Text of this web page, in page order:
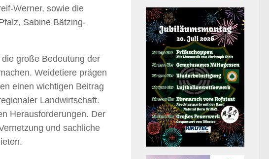
Werner, sowie die
Sabine Bätzing-
große Bedeutung der
Weidetiere prägen
einen wichtigen Beitrag
Landwirtschaft.
Herausforderungen. Der
und sachliche